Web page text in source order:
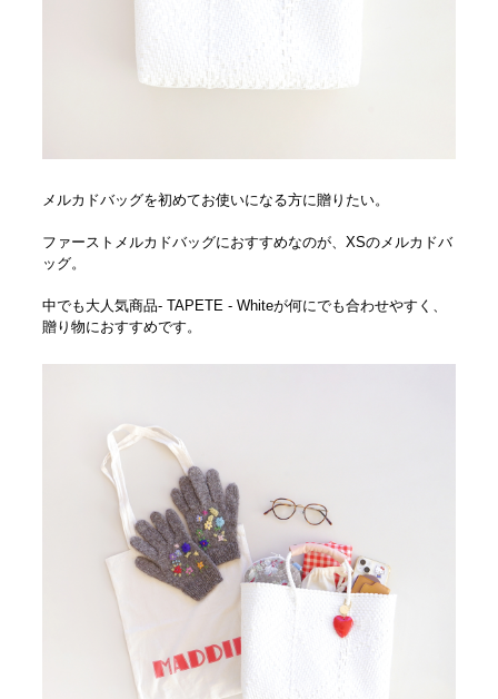
メルカドバッグを初めてお使いになる方に贈りたい。
ファーストメルカドバッグにおすすめなのが、XSのメルカドバ
ッグ。
中でも大人気商品- TAPETE - Whiteが何にでも合わせやすく、
贈り物におすすめです。